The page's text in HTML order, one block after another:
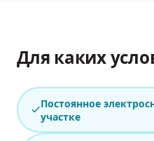
Для каких
Постоянное
участке